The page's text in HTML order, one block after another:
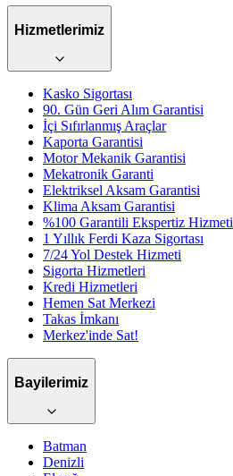
Hizmetlerimiz
Kasko Sigortası
90. Gün Geri Alım Garantisi
İçi Sıfırlanmış Araçlar
Kaporta Garantisi
Motor Mekanik Garantisi
Mekatronik Garanti
Elektriksel Aksam Garantisi
Klima Aksam Garantisi
%100 Garantili Ekspertiz Hizmeti
1 Yıllık Ferdi Kaza Sigortası
7/24 Yol Destek Hizmeti
Sigorta Hizmetleri
Kredi Hizmetleri
Hemen Sat Merkezi
Takas İmkanı
Merkez'inde Sat!
Bayilerimiz
Batman
Denizli